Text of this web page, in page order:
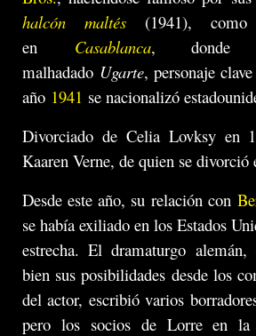
halcón maltés(1941), como
en Casablanca, donde
malhadado Ugarte, personaje
año 1941 se nacionalizó
Divorciado de Celia Lovksy en
Kaaren Verne, de quien se divorció
Desde este año, su relación con
se había exiliado en los Estados
estrecha. El dramaturgo
bien sus posibilidades desde los
del actor, escribió varios
pero los socios de Lorre en la